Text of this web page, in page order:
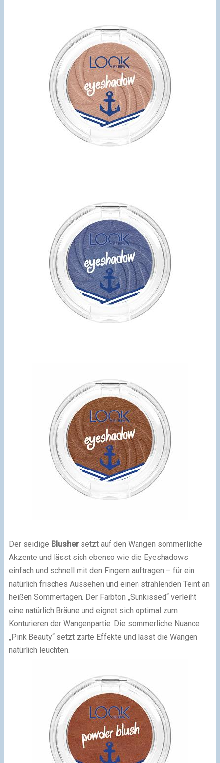
Der seidige Blushersetzt auf den Wangen sommerliche
Akzente und lässt sich ebenso wie die Eyeshadows
einfach und schnell mit den Fingern auftragen – für ein
natürlich frisches Aussehen und einen strahlenden Teint an
heißen Sommertagen. Der Farbton „Sunkissed“ verleiht
eine natürlich Bräune und eignet sich optimal zum
Konturieren der Wangenpartie. Die sommerliche Nuance
„Pink Beauty“ setzt zarte Effekte und lässt die Wangen
natürlich leuchten.